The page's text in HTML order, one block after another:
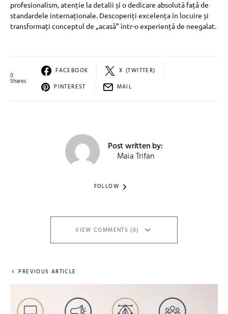
profesionalism, atenție la detalii și o dedicare absolută față de
standardele internaționale. Descoperiți excelența în locuire și
transformați conceptul de „acasă” într-o experiență de neegalat.
0
Shares
FACEBOOK
X (TWITTER)
PINTEREST
MAIL
Post written by:
Maia Trifan
FOLLOW
VIEW COMMENTS (0)
PREVIOUS ARTICLE